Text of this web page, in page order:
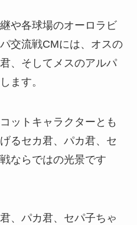
や各球場のオーロラビ
交流戦CMには、オスの
、そしてメスのアルパ
ます。
ットキャラクターとも
るセカ君、パカ君、セ
ならではの光景です
、パカ君、セパ子ちゃ